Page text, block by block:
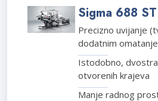
Sigma 688 ST
Precizno uvijanje
dodatnim
Istodobno,
otvorenih krajeva
Manje radnog